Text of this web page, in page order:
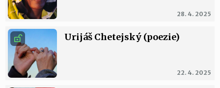
28. 4. 2025
22. 4. 2025
Urijáš Chetejský (poezie)